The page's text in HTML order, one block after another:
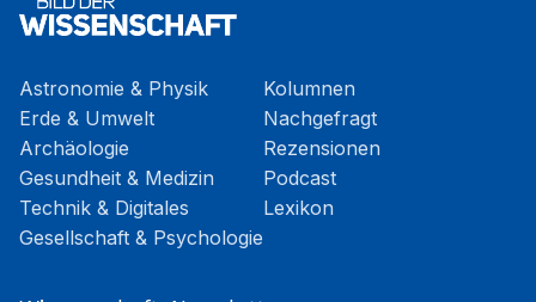
Astronomie & Physik
Erde & Umwelt
Archäologie
Gesundheit & Medizin
Technik & Digitales
Gesellschaft & Psychologie
Kolumnen
Nachgefragt
Rezensionen
Podcast
Lexikon